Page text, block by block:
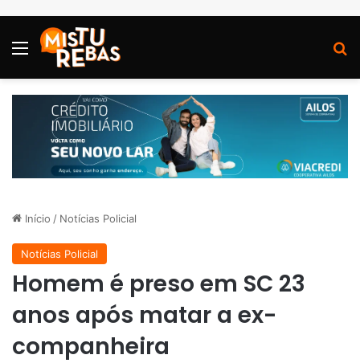
Menu
Início / Notícias Policial
Notícias Policial
Homem é preso em SC 23
anos após matar a ex-
companheira